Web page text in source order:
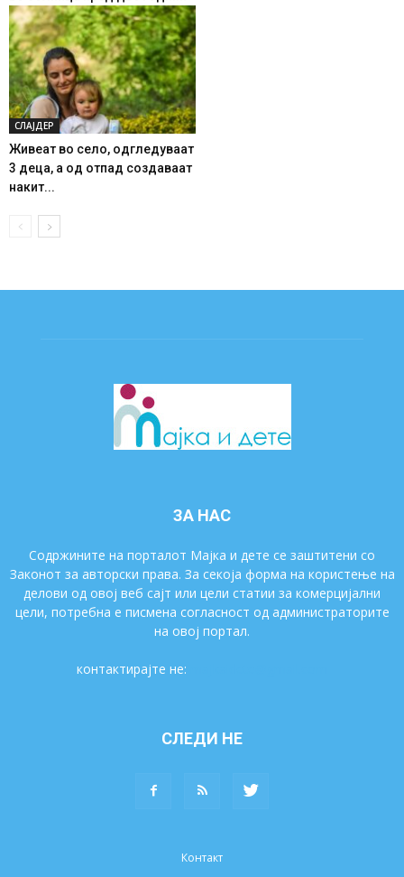
СЛАЈДЕР
Живеат во село, одгледуваат
3 деца, а од отпад создаваат
накит...
ЗА НАС
Содржините на порталот Мајка и дете се заштитени со
Законот за авторски права. За секоја форма на користење на
делови од овој веб сајт или цели статии за комерцијални
цели, потребна е писмена согласност од администраторите
на овој портал.
контактирајте не:
СЛЕДИ НЕ
Контакт